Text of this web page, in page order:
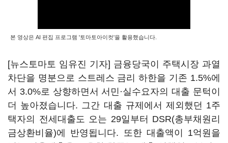
본 영상은 AI 편집 프로그램 '토마토아이컷'을 활용했습니다.
[뉴스토마토 임유진 기자] 금융당국이 주택시장 과열
차단을 명분으로 스트레스 금리 하한을 기존 1.5%에
서 3.0%로 상향하면서 서민·실수요자의 대출 문턱이
더 높아졌습니다. 그간 대출 규제에서 제외했던 1주
택자의 전세대출도 오는 29일부터 DSR(총부채원리
금상환비율)에 반영됩니다. 또한 대출액이 1억원을